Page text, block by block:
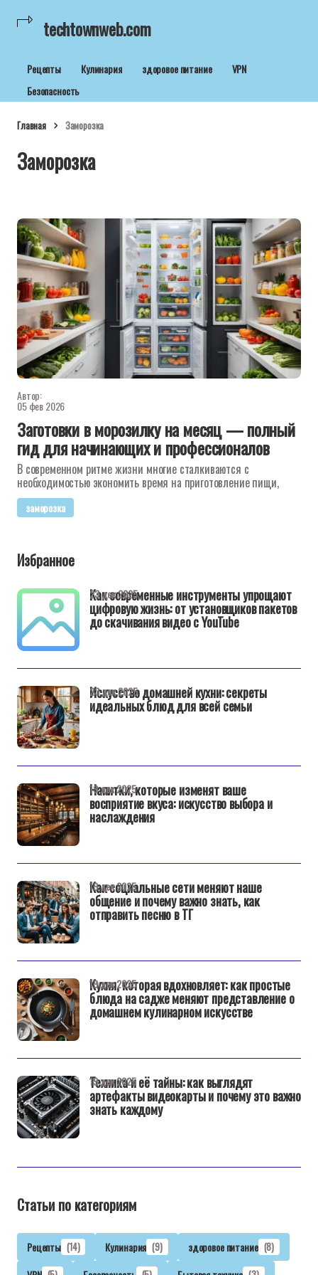
techtownweb.com
Рецепты Кулинария здоровое питание
VPN
Безопасность
Главная Заморозка
Заморозка
Автор:
05 фев 2026
Заготовки в морозилку на месяц — полный
гид для начинающих и профессионалов
В современном ритме жизни многие сталкиваются с
необходимостью экономить время на приготовление пищи,
заморозка
Избранное
Как современные инструменты упрощают
цифровую жизнь: от установщиков пакетов
до скачивания видео с YouTube
23 дек 2025
Искусство домашней кухни: секреты
идеальных блюд для всей семьи
23 дек 2025
Напитки, которые изменят ваше
восприятие вкуса: искусство выбора и
наслаждения
19 дек 2025
Как социальные сети меняют наше
общение и почему важно знать, как
отправить песню в ТГ
19 дек 2025
Кухня, которая вдохновляет: как простые
блюда на садже меняют представление о
домашнем кулинарном искусстве
19 дек 2025
Техника и её тайны: как выглядят
артефакты видеокарты и почему это важно
знать каждому
19 дек 2025
Статьи по категориям
Рецепты (14) Кулинария (9) здоровое питание (8)